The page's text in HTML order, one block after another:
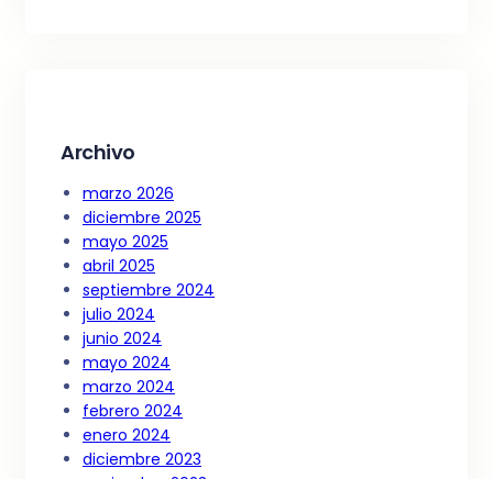
Archivo
marzo 2026
diciembre 2025
mayo 2025
abril 2025
septiembre 2024
julio 2024
junio 2024
mayo 2024
marzo 2024
febrero 2024
enero 2024
diciembre 2023